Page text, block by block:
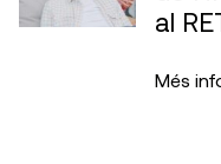
al
Més